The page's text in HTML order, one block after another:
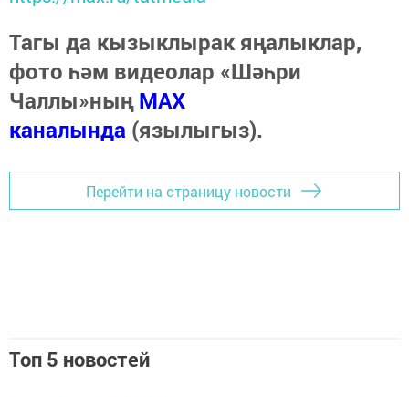
Тагы да кызыклырак яңалыклар,
фото һәм видеолар «Шәһри
Чаллы»ныңMAX
каналында (язылыгыз).
Перейти на страницу новости
Топ 5 новостей